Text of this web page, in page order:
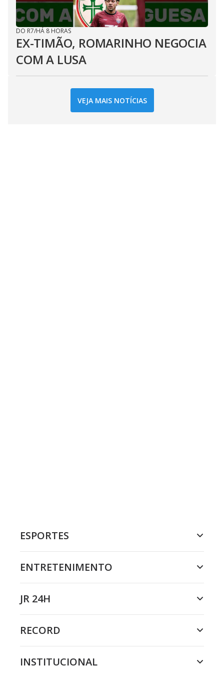
DO R7/HÁ 8 HORAS
EX-TIMÃO, ROMARINHO NEGOCIA
COM A LUSA
VEJA MAIS NOTÍCIAS
ESPORTES
ENTRETENIMENTO
JR 24H
RECORD
INSTITUCIONAL